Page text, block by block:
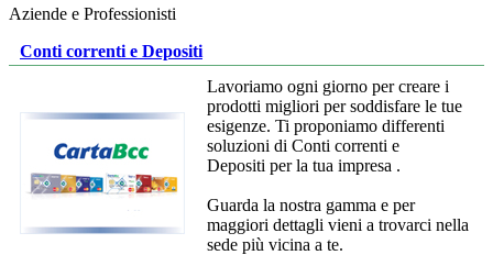
Aziende e Professionisti
Conti correnti e Depositi
Lavoriamo ogni giorno per creare i
prodotti migliori per soddisfare le tue
esigenze. Ti proponiamo differenti
soluzioni di Conti correnti e
Depositi per la tua impresa .
Guarda la nostra gamma e per
maggiori dettagli vieni a trovarci nella
sede più vicina a te.